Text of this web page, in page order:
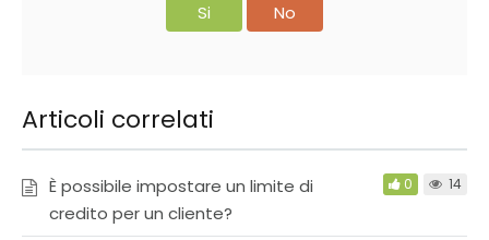
Si No
Articoli correlati
È possibile impostare un limite di
credito per un cliente?
0 14